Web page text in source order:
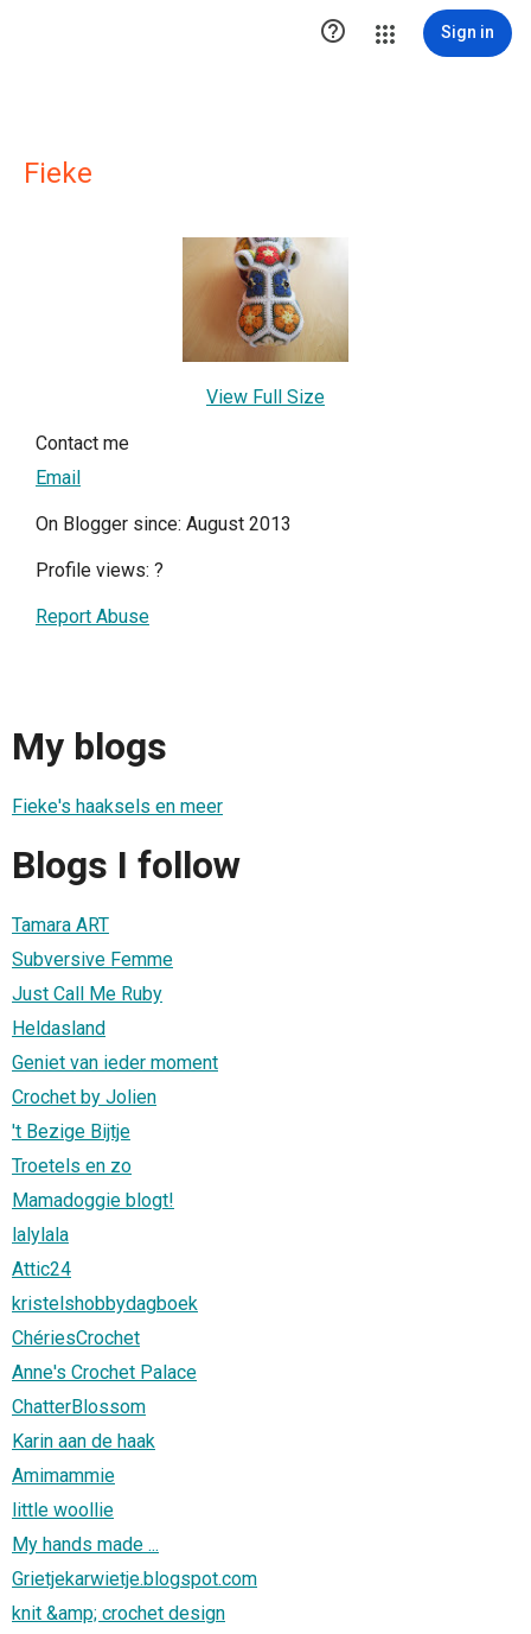
 Sign in
Fieke
View Full Size
Contact me
Email
On Blogger since: August 2013
Profile views: ?
Report Abuse
My blogs
Fieke's haaksels en meer
Blogs I follow
Tamara ART
Subversive Femme
Just Call Me Ruby
Heldasland
Geniet van ieder moment
Crochet by Jolien
't Bezige Bijtje
Troetels en zo
Mamadoggie blogt!
lalylala
Attic24
kristelshobbydagboek
ChériesCrochet
Anne's Crochet Palace
ChatterBlossom
Karin aan de haak
Amimammie
little woollie
My hands made ...
Grietjekarwietje.blogspot.com
knit &amp; crochet design